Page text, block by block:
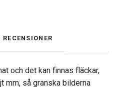
RECENSIONER
och det kan finnas fläckar,
mm, så granska bilderna